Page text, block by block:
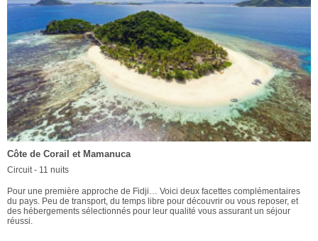
Côte de Corail et Mamanuca
Circuit - 11 nuits
Pour une première approche de Fidji… Voici deux facettes complémentaires
du pays. Peu de transport, du temps libre pour découvrir ou vous reposer, et
des hébergements sélectionnés pour leur qualité vous assurant un séjour
réussi.